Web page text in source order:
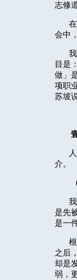
志修
会中
目是
做」
项职
苏坡
介。
是先
是一
之后
却是
弱，